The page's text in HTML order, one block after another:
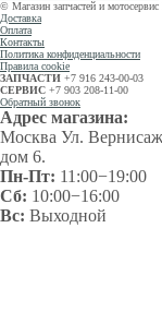
© Магазин запчастей и
Доставка
Оплата
Контакты
Политика конфиденциальности
Правила cookie
ЗАПЧАСТИ +7 916 243-00-03
СЕРВИС +7 903 208-11-00
Обратный звонок
Адрес магазина:
Москва Ул.
дом 6.
Пн-Пт: 11:00−19:00
Сб: 10:00−16:00
Вс: Выходной